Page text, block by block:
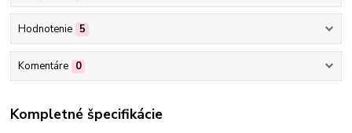
Hodnotenie 5
Komentáre 0
Kompletné špecifikácie